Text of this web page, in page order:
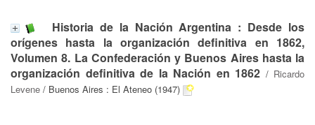
Historia de la Nación Argentina : Desde los
orígenes hasta la organización definitiva en 1862,
Volumen 8. La Confederación y Buenos Aires hasta la
organización definitiva de la Nación en 1862 / Ricardo
Levene / Buenos Aires : El Ateneo (1947)